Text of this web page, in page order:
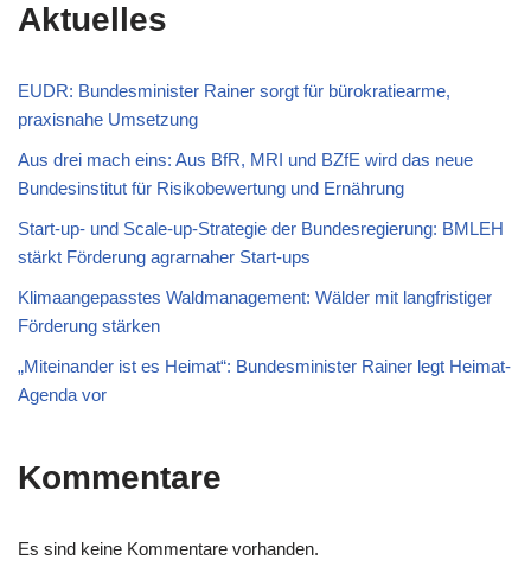
Aktuelles
EUDR: Bundesminister Rainer sorgt für bürokratiearme,
praxisnahe Umsetzung
Aus drei mach eins: Aus BfR, MRI und BZfE wird das neue
Bundesinstitut für Risikobewertung und Ernährung
Start-up- und Scale-up-Strategie der Bundesregierung: BMLEH
stärkt Förderung agrarnaher Start-ups
Klimaangepasstes Waldmanagement: Wälder mit langfristiger
Förderung stärken
„Miteinander ist es Heimat“: Bundesminister Rainer legt Heimat-
Agenda vor
Kommentare
Es sind keine Kommentare vorhanden.